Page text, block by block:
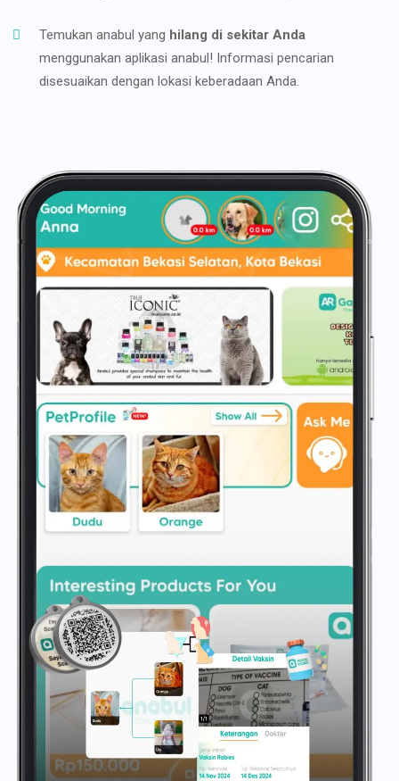
Temukan anabul yang hilang di sekitar Anda
menggunakan aplikasi anabul! Informasi pencarian
disesuaikan dengan lokasi keberadaan Anda.